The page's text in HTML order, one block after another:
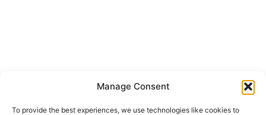
Manage Consent
To provide the best experiences, we use technologies like cookies to